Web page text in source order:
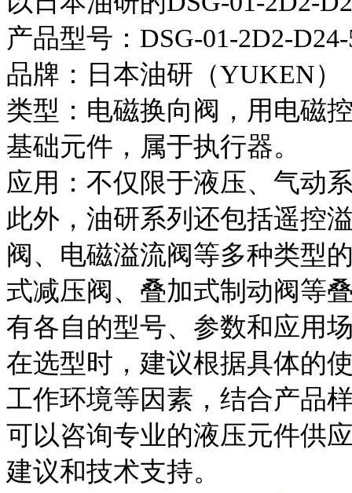
产品型号：DSG-01-2D2-
品牌：日本油研（YUKEN）
类型：电磁换向阀，用电磁
基础元件，属于执行器。
应用：不仅限于液压、气动
此外，油研系列还包括遥控
阀、电磁溢流阀等多种类型
式减压阀、叠加式制动阀等
有各自的型号、参数和应用
在选型时，建议根据具体的
工作环境等因素，结合产品
可以咨询专业的液压元件供
建议和技术支持。